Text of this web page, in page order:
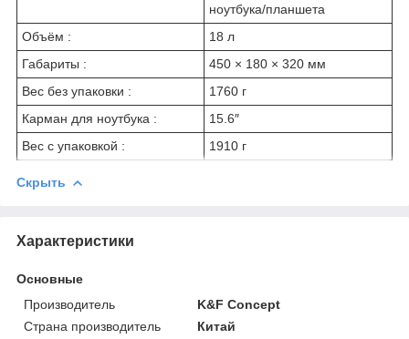
ноутбука/планшета
Объём :
18 л
Габариты :
450 × 180 × 320 мм
Вес без упаковки :
1760 г
Карман для ноутбука :
15.6″
Вес с упаковкой :
1910 г
Скрыть
Характеристики
Основные
Производитель
K&F Concept
Страна производитель
Китай